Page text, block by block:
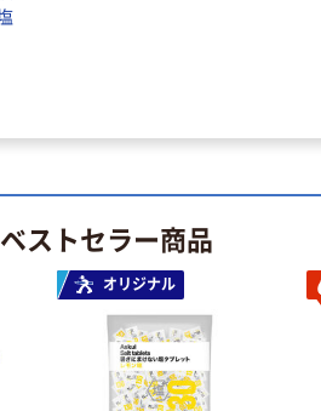
ストセラー商品
オリジナル